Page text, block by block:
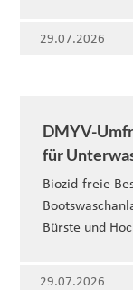
29.07.2026
DMYV-
für
Biozid-freie
Bürste und
29.07.2026